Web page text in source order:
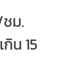
ม.
น 15